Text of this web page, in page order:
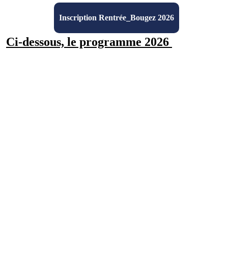
Inscription Rentrée_Bougez 2026
Ci-dessous, le programme 2026